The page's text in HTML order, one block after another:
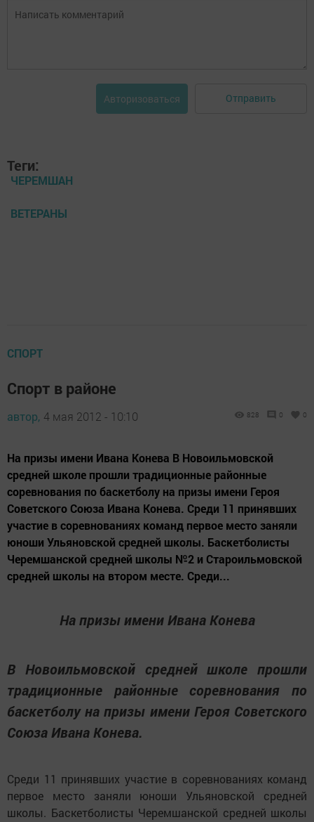
Авторизоваться Отправить
Теги:
ЧЕРЕМШАН
ВЕТЕРАНЫ
СПОРТ
Спорт в районе
автор, 4 мая 2012 - 10:10 828 0 0
На призы имени Ивана Конева В Новоильмовской
средней школе прошли традиционные районные
соревнования по баскетболу на призы имени Героя
Советского Союза Ивана Конева. Среди 11 принявших
участие в соревнованиях команд первое место заняли
юноши Ульяновской средней школы. Баскетболисты
Черемшанской средней школы №2 и Староильмовской
средней школы на втором месте. Среди...
На призы имени Ивана Конева
В Новоильмовской средней школе прошли
традиционные районные соревнования по
баскетболу на призы имени Героя Советского
Союза Ивана Конева.
Среди 11 принявших участие в соревнованиях команд
первое место заняли юноши Ульяновской средней
школы. Баскетболисты Черемшанской средней школы